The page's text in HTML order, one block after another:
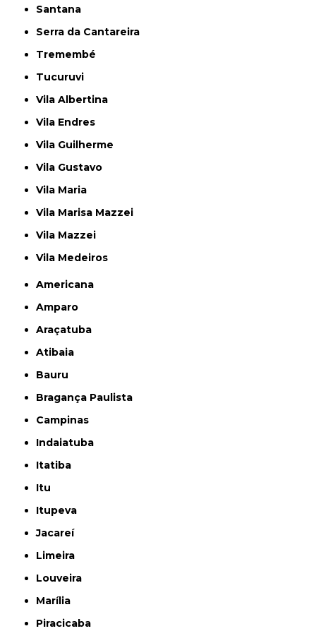
Santana
Serra da Cantareira
Tremembé
Tucuruvi
Vila Albertina
Vila Endres
Vila Guilherme
Vila Gustavo
Vila Maria
Vila Marisa Mazzei
Vila Mazzei
Vila Medeiros
Americana
Amparo
Araçatuba
Atibaia
Bauru
Bragança Paulista
Campinas
Indaiatuba
Itatiba
Itu
Itupeva
Jacareí
Limeira
Louveira
Marília
Piracicaba